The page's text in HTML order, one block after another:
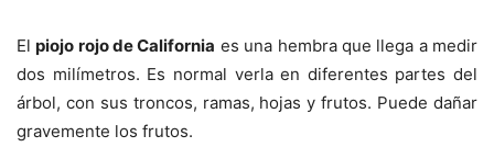
Elpiojo rojo de California es una hembra que llega a medir
dos milímetros. Es normal verla en diferentes partes del
árbol, con sus troncos, ramas, hojas y frutos. Puede dañar
gravemente los frutos.